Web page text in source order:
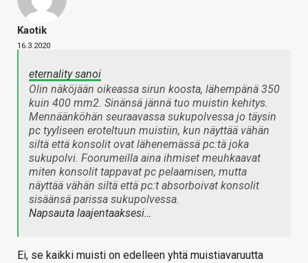
Kaotik
16.3.2020
eternality sanoi
Olin näköjään oikeassa sirun koosta, lähempänä 350
kuin 400 mm2. Sinänsä jännä tuo muistin kehitys.
Mennäänköhän seuraavassa sukupolvessa jo täysin
pc tyyliseen eroteltuun muistiin, kun näyttää vähän
siltä että konsolit ovat lähenemässä pc:tä joka
sukupolvi. Foorumeilla aina ihmiset meuhkaavat
miten konsolit tappavat pc pelaamisen, mutta
näyttää vähän siltä että pc:t absorboivat konsolit
sisäänsä parissa sukupolvessa.
Napsauta laajentaaksesi…
Ei, se kaikki muisti on edelleen yhtä muistiavaruutta